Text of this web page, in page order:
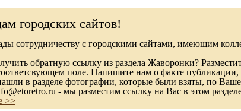
городских сайтов!
сотрудничеству с городскими сайтами, имеющим
обратную ссылку из раздела Жаворонки?
поле. Напишите нам о факте
в разделе фотографии, которые были взяты, по
- мы разместим ссылку на Вас в этом
>>